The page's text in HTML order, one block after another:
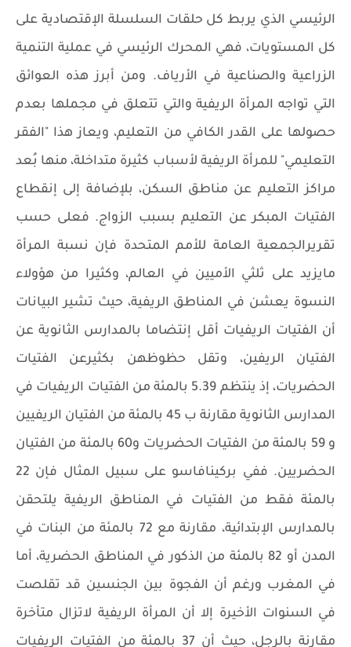
الرئيسي الذي يربط كل حلقات السلسلة الإقتصادية على
كل المستويات، فهي المحرك الرئيسي في عملية التنمية
الزراعية والصناعية في الأرياف. ومن أبرز هذه العوائق
التي تواجه المرأة الريفية والتي تتعلق في مجملها بعدم
حصولها على القدر الكافي من التعليم، ويعاز هذا "الفقر
التعليمي" للمرأة الريفية لأسباب كثيرة متداخلة، منها بُعد
مراكز التعليم عن مناطق السكن، بلإضافة إلى إنقطاع
الفتيات المبكر عن التعليم بسبب الزواج. فعلى حسب
تقريرالجمعية العامة للأمم المتحدة فإن نسبة المرأة
مايزيد على ثلثي الأميين في العالم، وكثيرا من هؤولاء
النسوة يعشن في المناطق الريفية، حيث تشير البيانات
أن الفتيات الريفيات أقل إنتضاما بالمدارس الثانوية عن
الفتيان الريفين، وتقل حظوظهن بكثيرعن الفتيات
الحضريات، إذ ينتظم 5.39 بالمئة من الفتيات الريفيات في
المدارس الثانوية مقارنة ب 45 بالمئة من الفتيان الريفيين
و 59 بالمئة من الفتيات الحضريات و60 بالمئة من الفتيان
الحضريين. ففي بركينافاسو على سبيل المثال فإن 22
بالمئة فقط من الفتيات في المناطق الريفية يلتحقن
بالمدارس الإبتدائية، مقارنة مع 72 بالمئة من البنات في
المدن أو 82 بالمئة من الذكور في المناطق الحضرية، أما
في المغرب ورغم أن الفجوة بين الجنسين قد تقلصت
في السنوات الأخيرة إلا أن المرأة الريفية لاتزال متأخرة
مقارنة بالرجل، حيث أن 37 بالمئة من الفتيات الريفيات